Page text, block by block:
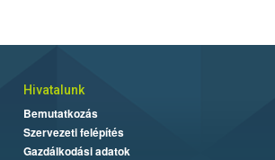
Hivatalunk
Bemutatkozás
Szervezeti felépítés
Gazdálkodási adatok